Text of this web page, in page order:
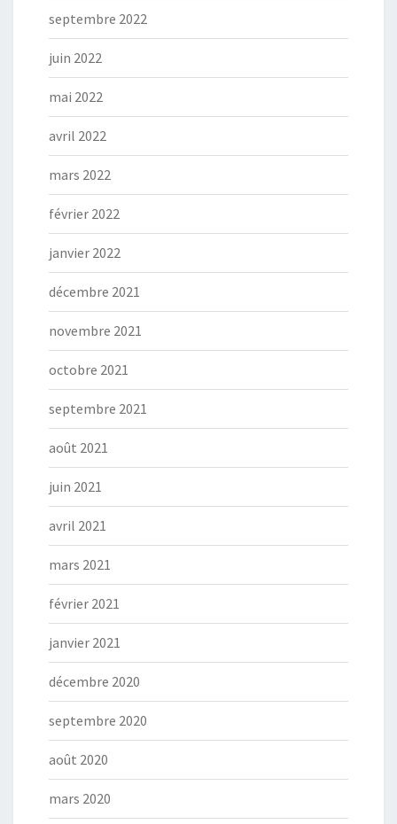
septembre 2022
juin 2022
mai 2022
avril 2022
mars 2022
février 2022
janvier 2022
décembre 2021
novembre 2021
octobre 2021
septembre 2021
août 2021
juin 2021
avril 2021
mars 2021
février 2021
janvier 2021
décembre 2020
septembre 2020
août 2020
mars 2020